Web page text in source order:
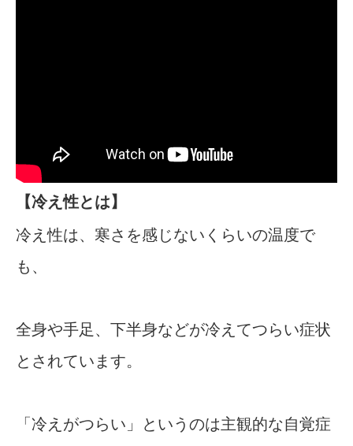
【冷え性とは】
冷え性は、寒さを感じないくらいの温度で
も、
全身や手足、下半身などが冷えてつらい症状
とされています。
「冷えがつらい」というのは主観的な自覚症